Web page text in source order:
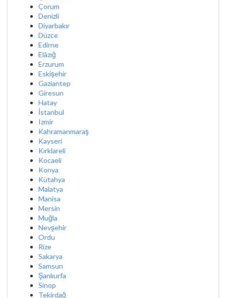
Çorum
Denizli
Diyarbakır
Düzce
Edirne
Elâzığ
Erzurum
Eskişehir
Gaziantep
Giresun
Hatay
İstanbul
Izmir
Kahramanmaraş
Kayseri
Kırklareli
Kocaeli
Konya
Kütahya
Malatya
Manisa
Mersin
Muğla
Nevşehir
Ordu
Rize
Sakarya
Samsun
Şanlıurfa
Sinop
Tekirdağ